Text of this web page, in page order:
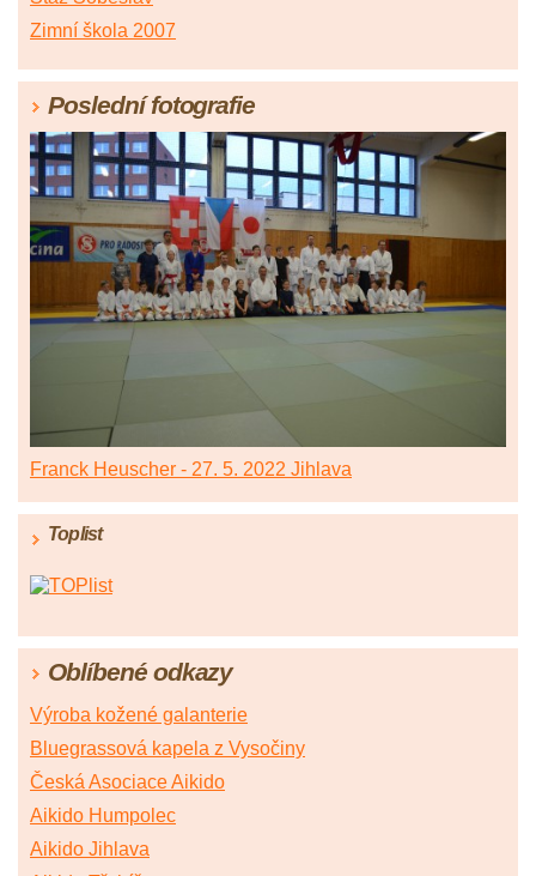
Zimní škola 2007
Poslední fotografie
Franck Heuscher - 27. 5. 2022 Jihlava
Toplist
Oblíbené odkazy
Výroba kožené galanterie
Bluegrassová kapela z Vysočiny
Česká Asociace Aikido
Aikido Humpolec
Aikido Jihlava